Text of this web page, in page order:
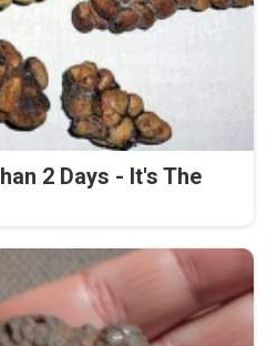
2 Days - It's The